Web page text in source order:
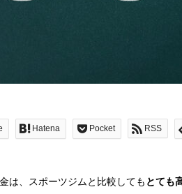
Hatena Pocket RSS
は、スポーツジムと比較しても とても